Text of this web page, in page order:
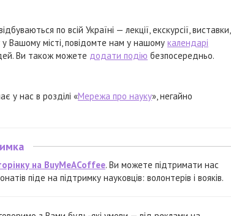
по всій Україні — лекції, екскурсії, виставки,
Вашому місті, повідомте нам у нашому календарі
Ви також можете додати подію безпосередньо.
у нас в розділі «Мережа про науку», негайно
на BuyMeACoffee. Ви можете підтримати нас
піде на підтримку науковців: волонтерів і вояків.